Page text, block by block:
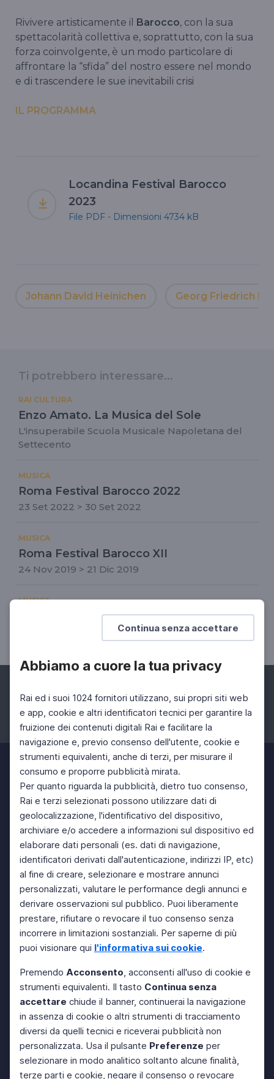
Continua senza accettare
Abbiamo a cuore la tua privacy
Rai ed i suoi 1024 fornitori utilizzano, sui propri siti web
e app, cookie e altri identificatori tecnici per garantire la
fruizione dei contenuti digitali Rai e facilitare la
navigazione e, previo consenso dell'utente, cookie e
strumenti equivalenti, anche di terzi, per misurare il
consumo e proporre pubblicità mirata.
Per quanto riguarda la pubblicità, dietro tuo consenso,
Rai e terzi selezionati possono utilizzare dati di
geolocalizzazione, l'identificativo del dispositivo,
archiviare e/o accedere a informazioni sul dispositivo ed
elaborare dati personali (es. dati di navigazione,
identificatori derivati dall'autenticazione, indirizzi IP, etc)
al fine di creare, selezionare e mostrare annunci
personalizzati, valutare le performance degli annunci e
derivare osservazioni sul pubblico. Puoi liberamente
prestare, rifiutare o revocare il tuo consenso senza
incorrere in limitazioni sostanziali. Per saperne di più
puoi visionare qui l'informativa sui cookie.
Premendo Acconsento, acconsenti all'uso di cookie e
strumenti equivalenti. Il tasto Continua senza
accettare chiude il banner, continuerai la navigazione
in assenza di cookie o altri strumenti di tracciamento
diversi da quelli tecnici e riceverai pubblicità non
personalizzata. Usa il pulsante Preferenze per
selezionare in modo analitico soltanto alcune finalità,
terze parti e cookie, negare il consenso o revocare
Rivivere artisticamente il Barocco, con la sua
spettacolarità collettiva e, soprattutto, con la sua
forza coinvolgente, è un modo particolare di
affrontare la “sfida” del nostro essere nel mondo
e di trascendere le sue inevitabili crisi
IL PROGRAMMA
Locandina Festival Barocco
2023
File PDF - Dimensioni 4734 kB
Johann David Heinichen Georg Friedrich
Ti potrebbero interessare...
RAI CULTURA
Enzo Amato. La Musica del Sole
L'insuperabile Scuola Musicale Napoletana del
Settecento
MUSICA
Roma Festival Barocco 2022
23 Set 2022 > 30 Set 2022
MUSICA
Roma Festival Barocco XII
24 Nov 2019 > 21 Dic 2019
MUSICA
Reinventare il passato
23 Apr 2022 > 23 Apr 2022
Facebook Instagram Twitter